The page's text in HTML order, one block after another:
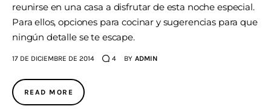
reunirse en una casa a disfrutar de esta noche especial.
Para ellos, opciones para cocinar y sugerencias para que
ningún detalle se te escape.
17 DE DICIEMBRE DE 2014 4 BY ADMIN
READ MORE